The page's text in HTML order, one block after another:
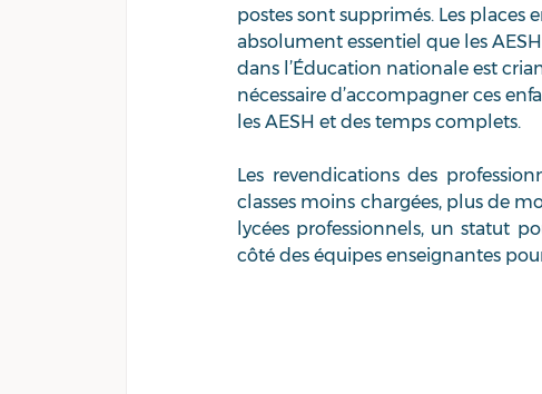
postes sont supprimés. Les
absolument essentiel que les
dans l’Éducation nationale est
nécessaire d’accompagner ces
les AESH et des temps complets.
Les revendications des
classes moins chargées, plus de
lycées professionnels, un statut
côté des équipes enseignantes